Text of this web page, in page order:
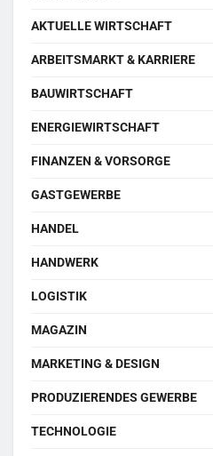
AKTUELLE WIRTSCHAFT
ARBEITSMARKT & KARRIERE
BAUWIRTSCHAFT
ENERGIEWIRTSCHAFT
FINANZEN & VORSORGE
GASTGEWERBE
HANDEL
HANDWERK
LOGISTIK
MAGAZIN
MARKETING & DESIGN
PRODUZIERENDES GEWERBE
TECHNOLOGIE